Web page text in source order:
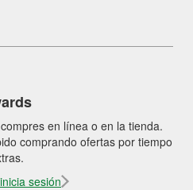
en línea o en la tienda.
comprando ofertas por tiempo
sesión